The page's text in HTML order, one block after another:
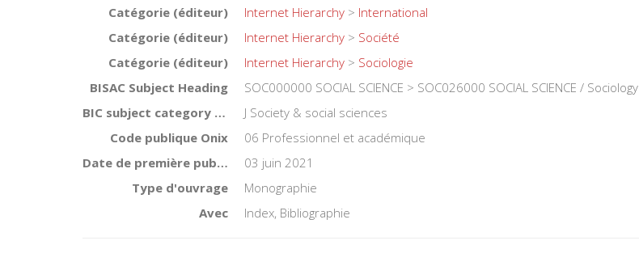
Catégorie (éditeur)
Internet Hierarchy > International
Catégorie (éditeur)
Internet Hierarchy > Société
Catégorie (éditeur)
Internet Hierarchy > Sociologie
BISAC Subject Heading
SOC000000 SOCIAL SCIENCE > SOC026000 SOCIAL SCIENCE / Sociology
BIC subject category (UK)
J Society & social sciences
Code publique Onix
06 Professionnel et académique
Date de première publication du titre
03 juin 2021
Type d'ouvrage
Monographie
Avec
Index, Bibliographie